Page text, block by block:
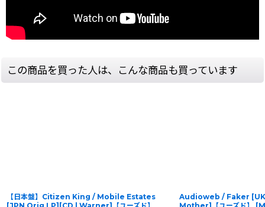
この商品を買った人は、こんな商品も買っています
【日本盤】Citizen King / Mobile Estates
Audioweb / Faker